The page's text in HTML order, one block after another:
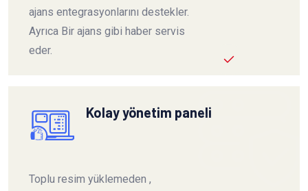
ajans entegrasyonlarını destekler.
Ayrıca Bir ajans gibi haber servis
eder.
Kolay yönetim paneli
Toplu resim yüklemeden ,